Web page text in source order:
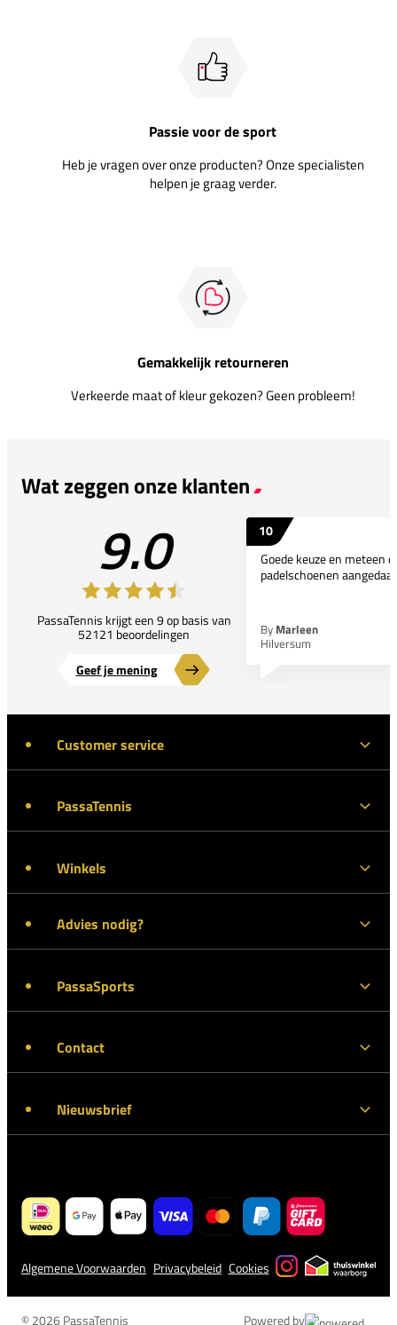
Passie voor de sport
Heb je vragen over onze producten? Onze specialisten
helpen je graag verder.
Gemakkelijk retourneren
Verkeerde maat of kleur gekozen? Geen probleem!
Wat zeggen onze klanten
9.0
PassaTennis krijgt een 9 op basis van
52121 beoordelingen
Geef je mening
10
Goede keuze en meteen
padelschoenen
By Marleen
Hilversum
Customer service
PassaTennis
Winkels
Advies nodig?
PassaSports
Contact
Nieuwsbrief
Algemene Voorwaarden Privacybeleid Cookies
© 2026 PassaTennis Powered by